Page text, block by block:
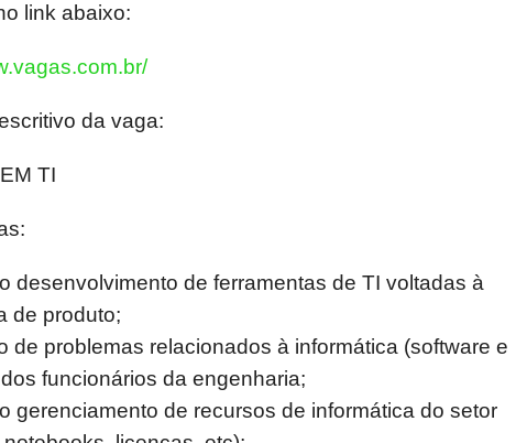
link abaixo:
da vaga:
TI
desenvolvimento de ferramentas de TI voltadas à
de produto;
de problemas relacionados à informática (software e
funcionários da engenharia;
gerenciamento de recursos de informática do setor